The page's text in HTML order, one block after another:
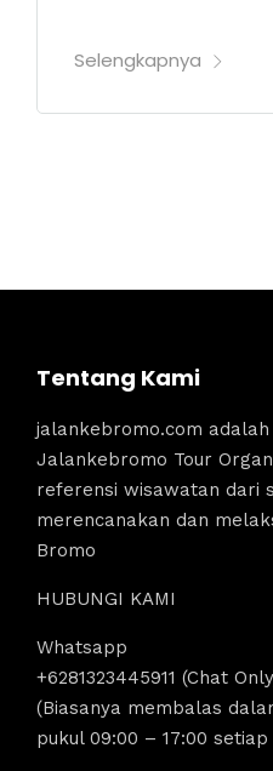
Selengkapnya
Tentang Kami
jalankebromo.com
Jalankebromo Tour
referensi wisawatan dari
merencanakan dan
Bromo
HUBUNGI KAMI
Whatsapp
+6281323445911 (Chat
(Biasanya membalas
pukul 09:00 – 17:00